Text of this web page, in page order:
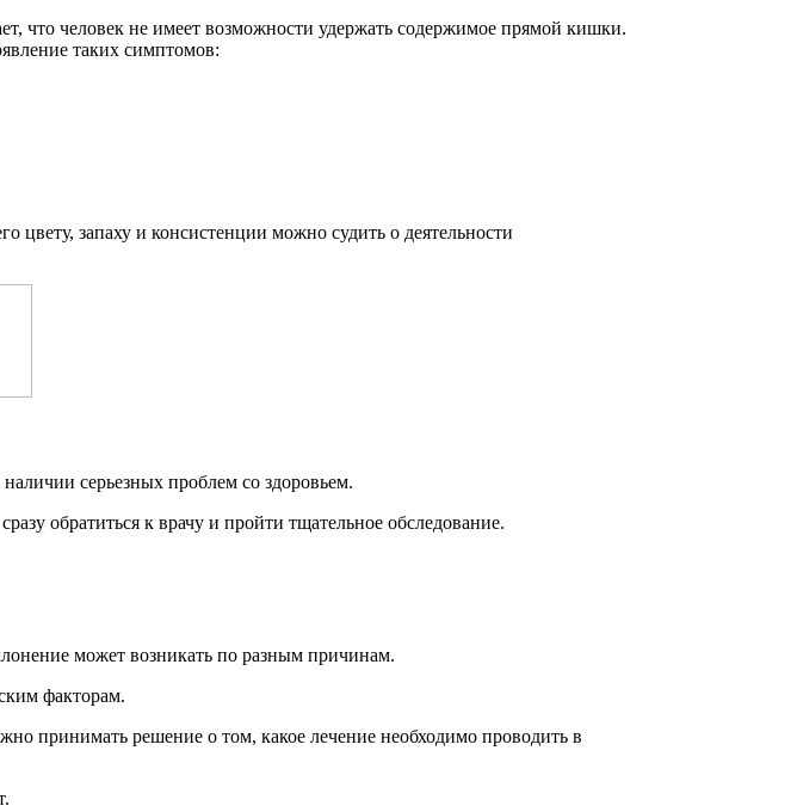
что человек не имеет возможности удержать содержимое прямой кишки.
таких симптомов:
цвету, запаху и консистенции можно судить о деятельности
серьезных проблем со здоровьем.
обратиться к врачу и пройти тщательное обследование.
может возникать по разным причинам.
факторам.
принимать решение о том, какое лечение необходимо проводить в